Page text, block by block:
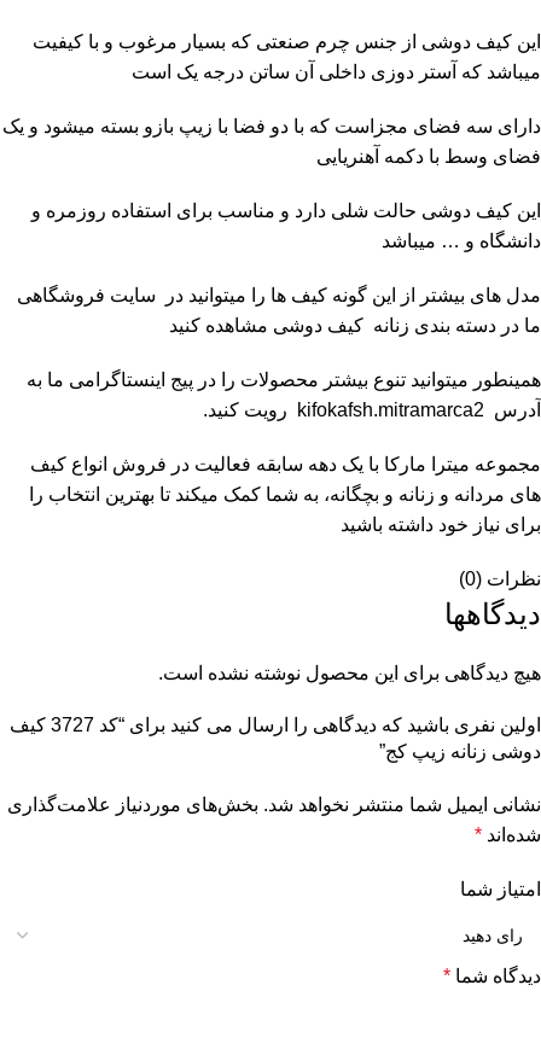
این کیف دوشی از جنس چرم صنعتی که بسیار مرغوب و با کیفیت
میباشد که آستر دوزی داخلی آن ساتن درجه یک است
دارای سه فضای مجزاست که با دو فضا با زیپ بازو بسته میشود و یک
فضای وسط با دکمه آهنریایی
این کیف دوشی حالت شلی دارد و مناسب برای استفاده روزمره و
دانشگاه و … میباشد
مدل های بیشتر از این گونه کیف ها را میتوانید در سایت فروشگاهی
ما در دسته بندی زنانه کیف دوشی مشاهده کنید
همینطور میتوانید تنوع بیشتر محصولات را در پیج اینستاگرامی ما به
آدرس kifokafsh.mitramarca2 رویت کنید.
مجموعه میترا مارکا با یک دهه سابقه فعالیت در فروش انواع کیف
های مردانه و زنانه و بچگانه، به شما کمک میکند تا بهترین انتخاب را
برای نیاز خود داشته باشید
نظرات (0)
دیدگاهها
هیچ دیدگاهی برای این محصول نوشته نشده است.
اولین نفری باشید که دیدگاهی را ارسال می کنید برای “کد 3727 کیف
دوشی زنانه زیپ کج”
نشانی ایمیل شما منتشر نخواهد شد. بخش‌های موردنیاز علامت‌گذاری
شده‌اند *
امتیاز شما
دیدگاه شما *